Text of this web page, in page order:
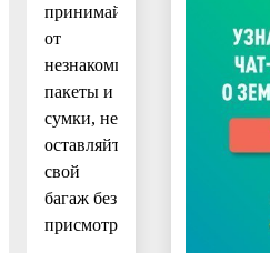
принимайте
от
незнакомцев
пакеты и
сумки, не
оставляйте
свой
багаж без
присмотра.